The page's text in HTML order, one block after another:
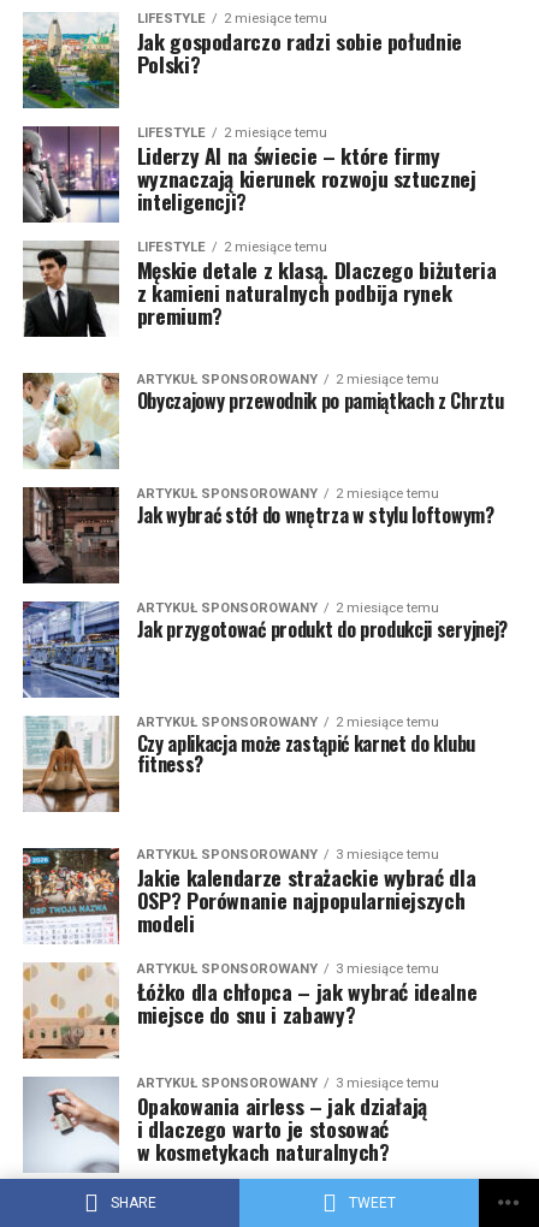
SHARE TWEET
LIFESTYLE 2 miesiące temu
Jak gospodarczo radzi sobie południe
Polski?
LIFESTYLE 2 miesiące temu
Liderzy AI na świecie – które firmy
wyznaczają kierunek rozwoju sztucznej
inteligencji?
LIFESTYLE 2 miesiące temu
Męskie detale z klasą. Dlaczego biżuteria
z kamieni naturalnych podbija rynek
premium?
ARTYKUŁ SPONSOROWANY 2 miesiące temu
Obyczajowy przewodnik po pamiątkach z Chrztu
ARTYKUŁ SPONSOROWANY 2 miesiące temu
Jak wybrać stół do wnętrza w stylu loftowym?
ARTYKUŁ SPONSOROWANY 2 miesiące temu
Jak przygotować produkt do produkcji seryjnej?
ARTYKUŁ SPONSOROWANY 2 miesiące temu
Czy aplikacja może zastąpić karnet do klubu
fitness?
ARTYKUŁ SPONSOROWANY 3 miesiące temu
Jakie kalendarze strażackie wybrać dla
OSP? Porównanie najpopularniejszych
modeli
ARTYKUŁ SPONSOROWANY 3 miesiące temu
Łóżko dla chłopca – jak wybrać idealne
miejsce do snu i zabawy?
ARTYKUŁ SPONSOROWANY 3 miesiące temu
Opakowania airless – jak działają
i dlaczego warto je stosować
w kosmetykach naturalnych?
ARTYKUŁ SPONSOROWANY 4 miesiące temu
Jak dobrać kolbę do ekspresu do kawy?